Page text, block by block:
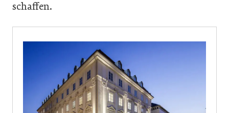
schaffen.